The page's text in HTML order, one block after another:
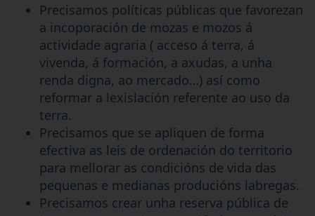
Precisamos políticas públicas que favorezan
a incoporación de mozas e mozos á
actividade agraria ( acceso á terra, á
vivenda, á formación, a axudas, a unha
renda digna, ao mercado…) así como
reformar a lexislación referente ao uso da
terra.
Precisamos que se apliquen de forma
efectiva as leis de ordenación do territorio
para mellorar as condicións de vida das
pequenas e medianas producións labregas.
Precisamos crear unha reserva pública de